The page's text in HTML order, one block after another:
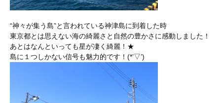
“神々が集う島”と言われている神津島に到着した時
東京都とは思えない海の綺麗さと自然の豊かさに感動しました！
あとはなんといっても星が凄く綺麗！★
島に１つしかない信号も魅力的です！(*’▽’)